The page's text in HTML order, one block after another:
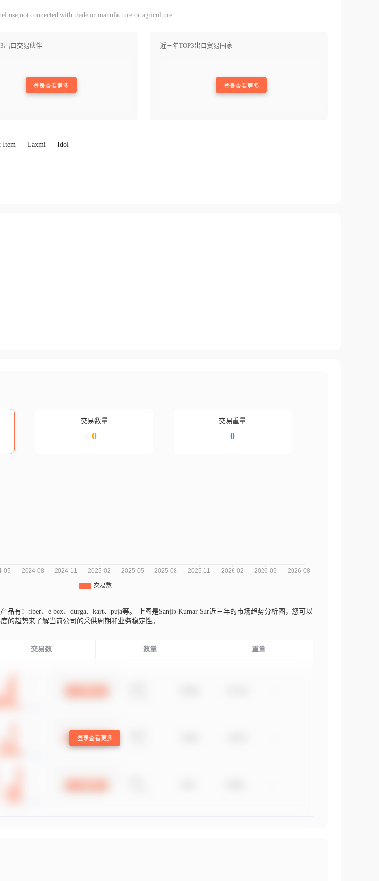
use,not connected with trade or manufacture or agriculture
出口交易伙伴
登录查看更多
近三年TOP3出口贸易国家
登录查看更多
Item Laxmi Idol
交易数量
0
交易重量
0
品有：fiber、e box、durga、kart、puja等。
上图是Sanjib Kumar Sur近三年的市场趋势分析图，您可以
的趋势来了解当前公司的采供周期和业务稳定性。
交易数 数量 重量
登录查看更多